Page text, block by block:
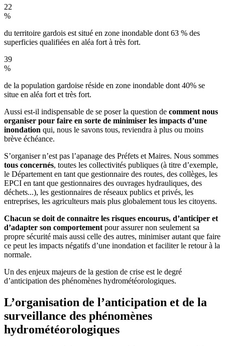
22
%
du territoire gardois est situé en zone inondable dont 63 % des
superficies qualifiées en aléa fort à très fort.
39
%
de la population gardoise réside en zone inondable dont 40% se
situe en aléa fort et très fort.
Aussi est-il indispensable de se poser la question de comment nous
organiser pour faire en sorte de minimiser les impacts d’une
inondation qui, nous le savons tous, reviendra à plus ou moins
brève échéance.
S’organiser n’est pas l’apanage des Préfets et Maires. Nous sommes
tous concernés, toutes les collectivités publiques (à titre d’exemple,
le Département en tant que gestionnaire des routes, des collèges, les
EPCI en tant que gestionnaires des ouvrages hydrauliques, des
déchets...), les gestionnaires de réseaux publics et privés, les
entreprises, les agriculteurs mais plus globalement tous les citoyens.
Chacun se doit de connaitre les risques encourus, d’anticiper et
d’adapter son comportementpour assurer non seulement sa
propre sécurité mais aussi celle des autres, minimiser autant que faire
ce peut les impacts négatifs d’une inondation et faciliter le retour à la
normale.
Un des enjeux majeurs de la gestion de crise est le degré
d’anticipation des phénomènes hydrométéorologiques.
L’organisation de l’anticipation et de la
surveillance des phénomènes
hydrométéorologiques